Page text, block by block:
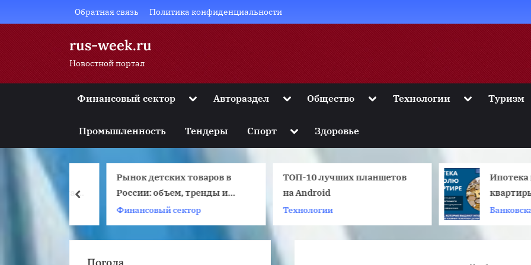
to
Обратная связь Политика конфиденциальности
rus-week.ru
Новостной портал
Финансовый сектор Toggle
menu
Toggle
menu
Toggle
sub-
menu
sub-
Автораздел ToggleОбщество ToggleТехнологии ToggleТуризм
Промышленность Тендеры Спорт Toggle
menu
Здоровье
гранита –
форму и
Рынок детских товаров в
России: объем, тренды и
перспективы
Финансовый сектор
ТОП-10 лучших планшетов
на Android
Технологии
Ипотека на
квартиры;
предлагают
сегодня?
Банковская
prev